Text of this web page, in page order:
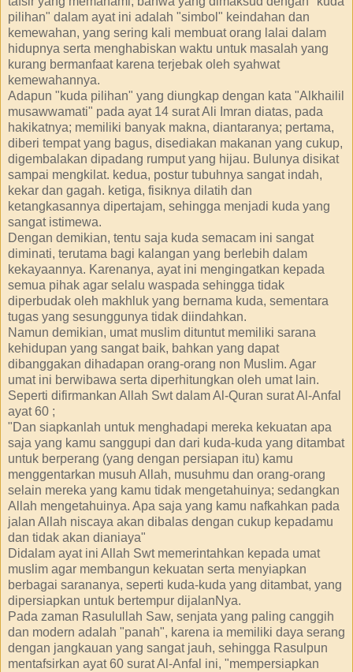
pilihan" dalam ayat ini adalah "simbol" keindahan dan
kemewahan, yang sering kali membuat orang lalai dalam
hidupnya serta menghabiskan waktu untuk masalah yang
kurang bermanfaat karena terjebak oleh syahwat
kemewahannya.
Adapun "kuda pilihan" yang diungkap dengan kata "Alkhailil
musawwamati" pada ayat 14 surat Ali Imran diatas, pada
hakikatnya; memiliki banyak makna, diantaranya; pertama,
diberi tempat yang bagus, disediakan makanan yang cukup,
digembalakan dipadang rumput yang hijau. Bulunya disikat
sampai mengkilat. kedua, postur tubuhnya sangat indah,
kekar dan gagah. ketiga, fisiknya dilatih dan
ketangkasannya dipertajam, sehingga menjadi kuda yang
sangat istimewa.
Dengan demikian, tentu saja kuda semacam ini sangat
diminati, terutama bagi kalangan yang berlebih dalam
kekayaannya. Karenanya, ayat ini mengingatkan kepada
semua pihak agar selalu waspada sehingga tidak
diperbudak oleh makhluk yang bernama kuda, sementara
tugas yang sesunggunya tidak diindahkan.
Namun demikian, umat muslim dituntut memiliki sarana
kehidupan yang sangat baik, bahkan yang dapat
dibanggakan dihadapan orang-orang non Muslim. Agar
umat ini berwibawa serta diperhitungkan oleh umat lain.
Seperti difirmankan Allah Swt dalam Al-Quran surat Al-Anfal
ayat 60 ;
"Dan siapkanlah untuk menghadapi mereka kekuatan apa
saja yang kamu sanggupi dan dari kuda-kuda yang ditambat
untuk berperang (yang dengan persiapan itu) kamu
menggentarkan musuh Allah, musuhmu dan orang-orang
selain mereka yang kamu tidak mengetahuinya; sedangkan
Allah mengetahuinya. Apa saja yang kamu nafkahkan pada
jalan Allah niscaya akan dibalas dengan cukup kepadamu
dan tidak akan dianiaya"
Didalam ayat ini Allah Swt memerintahkan kepada umat
muslim agar membangun kekuatan serta menyiapkan
berbagai sarananya, seperti kuda-kuda yang ditambat, yang
dipersiapkan untuk bertempur dijalanNya.
Pada zaman Rasulullah Saw, senjata yang paling canggih
dan modern adalah "panah", karena ia memiliki daya serang
dengan jangkauan yang sangat jauh, sehingga Rasulpun
mentafsirkan ayat 60 surat Al-Anfal ini, "mempersiapkan